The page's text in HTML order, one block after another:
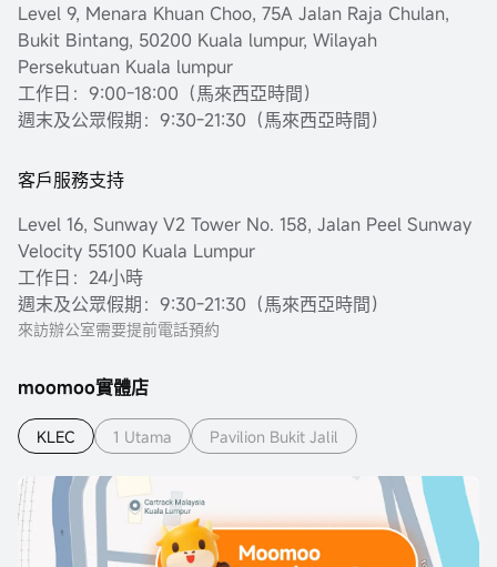
Level 9, Menara Khuan Choo, 75A Jalan Raja Chulan,
Bukit Bintang, 50200 Kuala lumpur, Wilayah
Persekutuan Kuala lumpur
工作日：9:00-18:00（馬來西亞時間）
週末及公眾假期：9:30-21:30（馬來西亞時間）
客戶服務支持
Level 16, Sunway V2 Tower No. 158, Jalan Peel Sunway
Velocity 55100 Kuala Lumpur
工作日：24小時
週末及公眾假期：9:30-21:30（馬來西亞時間）
來訪辦公室需要提前電話預約
moomoo實體店
KLEC 1 Utama Pavilion Bukit Jalil